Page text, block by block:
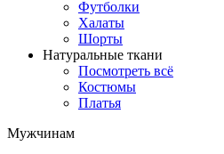
Футболки
Халаты
Шорты
Натуральные ткани
Посмотреть всё
Костюмы
Платья
Мужчинам